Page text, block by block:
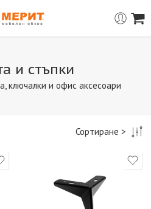
и стъпки
ключалки и офис аксесоари
Сортиране >